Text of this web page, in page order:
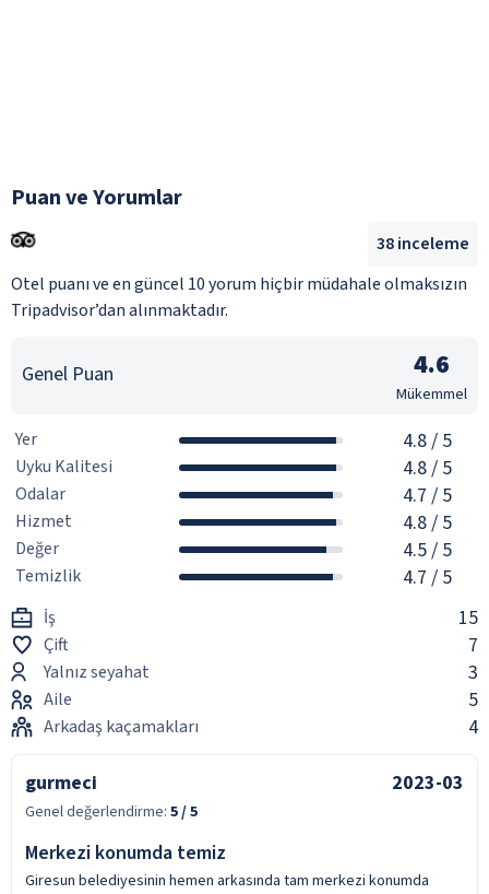
Puan ve Yorumlar
Otel puanı ve en güncel 10 yorum hiçbir müdahale olmaksızın
Tripadvisor’dan alınmaktadır.
38inceleme
Genel Puan 4.6
Mükemmel
Yer 4.8/ 5
Uyku Kalitesi 4.8/ 5
Odalar 4.7 / 5
Hizmet 4.8/ 5
Değer 4.5/ 5
Temizlik 4.7 / 5
İş 15
Çift 7
Yalnız seyahat 3
Aile 5
Arkadaş kaçamakları 4
gurmeci 2023-03
Genel değerlendirme: 5/ 5
Merkezi konumda temiz
Giresun belediyesinin hemen arkasında tam merkezi konumda